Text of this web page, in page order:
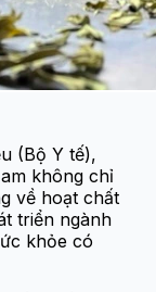
(Bộ Y tế),
không chỉ
về hoạt chất
triển ngành
khỏe có